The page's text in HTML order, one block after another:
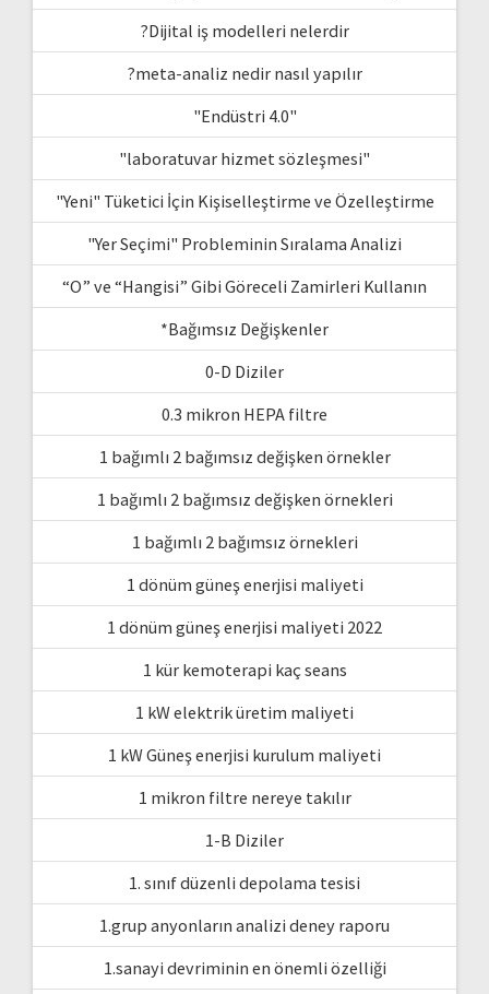
?Dijital iş modelleri nelerdir
?meta-analiz nedir nasıl yapılır
"Endüstri 4.0"
"laboratuvar hizmet sözleşmesi"
"Yeni" Tüketici İçin Kişiselleştirme ve Özelleştirme
"Yer Seçimi" Probleminin Sıralama Analizi
“O” ve “Hangisi” Gibi Göreceli Zamirleri Kullanın
*Bağımsız Değişkenler
0-D Diziler
0.3 mikron HEPA filtre
1 bağımlı 2 bağımsız değişken örnekler
1 bağımlı 2 bağımsız değişken örnekleri
1 bağımlı 2 bağımsız örnekleri
1 dönüm güneş enerjisi maliyeti
1 dönüm güneş enerjisi maliyeti 2022
1 kür kemoterapi kaç seans
1 kW elektrik üretim maliyeti
1 kW Güneş enerjisi kurulum maliyeti
1 mikron filtre nereye takılır
1-B Diziler
1. sınıf düzenli depolama tesisi
1.grup anyonların analizi deney raporu
1.sanayi devriminin en önemli özelliği